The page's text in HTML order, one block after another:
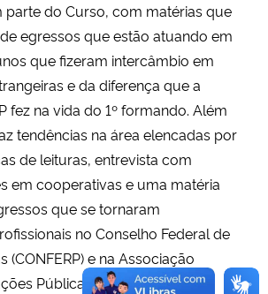
parte do Curso, com matérias que
egressos que estão atuando em
que fizeram intercâmbio em
e da diferença que a
fez na vida do 1º formando. Além
tendências na área elencadas por
de leituras, entrevista com
em cooperativas e uma matéria
que se tornaram
no Conselho Federal de
(CONFERP) e na Associação
Públicas (ABRP).